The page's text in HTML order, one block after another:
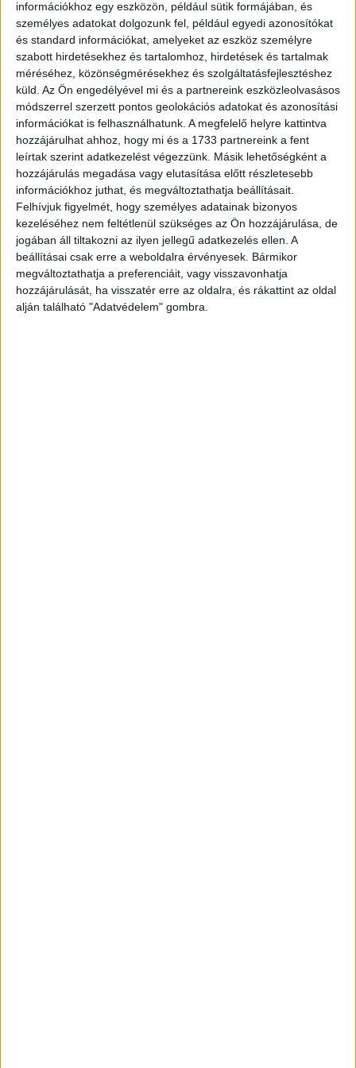
információkhoz egy eszközön, például sütik formájában, és
személyes adatokat dolgozunk fel, például egyedi azonosítókat
és standard információkat, amelyeket az eszköz személyre
szabott hirdetésekhez és tartalomhoz, hirdetések és tartalmak
méréséhez, közönségmérésekhez és szolgáltatásfejlesztéshez
küld. Az Ön engedélyével mi és a partnereink eszközleolvasásos
módszerrel szerzett pontos geolokációs adatokat és azonosítási
információkat is felhasználhatunk. A megfelelő helyre kattintva
hozzájárulhat ahhoz, hogy mi és a 1733 partnereink a fent
leírtak szerint adatkezelést végezzünk. Másik lehetőségként a
hozzájárulás megadása vagy elutasítása előtt részletesebb
információkhoz juthat, és megváltoztathatja beállításait.
Felhívjuk figyelmét, hogy személyes adatainak bizonyos
kezeléséhez nem feltétlenül szükséges az Ön hozzájárulása, de
jogában áll tiltakozni az ilyen jellegű adatkezelés ellen. A
beállításai csak erre a weboldalra érvényesek. Bármikor
megváltoztathatja a preferenciáit, vagy visszavonhatja
hozzájárulását, ha visszatér erre az oldalra, és rákattint az oldal
alján található "Adatvédelem" gombra.
a képszerkesztés is magas színvonalú, ezért nagyobb
szerepet kapnak a képek a nyomtatott lapban is” –
mondta el Hraschek Dávid.
Az arculatváltás részeként a HVG logója is megújult. Pop
András, a HVG vizuális világán dolgozó Stereogram
vezető tervezője elmondta, hogy az új logó
elkészítésekor a vizuális tisztaságra és komolyságra
helyezték a hangsúlyt, hogy a következő 10-15 évben is
időtálló maradjon. Éppen ezért a logó csak apró pontokon
változott, de annál fontosabb, hogy ezentúl ez lesz a HVG
tartalmainak egységes jelölése, így az online
platformokon is meg fog jelenni.
OLVASTA MÁR?